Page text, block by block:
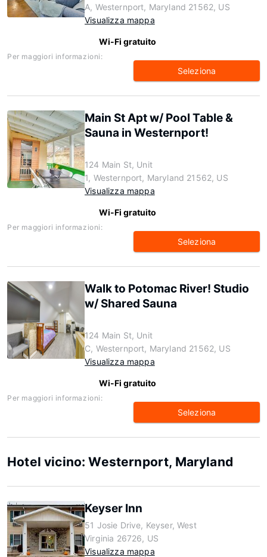
A, Westernport, Maryland 21562, US
Visualizza mappa
Wi-Fi gratuito
Per maggiori informazioni:
Seleziona
Main St Apt w/ Pool Table &
Sauna in Westernport!
124 Main St, Unit
1, Westernport, Maryland 21562, US
Visualizza mappa
Wi-Fi gratuito
Per maggiori informazioni:
Seleziona
Walk to Potomac River! Studio
w/ Shared Sauna
124 Main St, Unit
C, Westernport, Maryland 21562, US
Visualizza mappa
Wi-Fi gratuito
Per maggiori informazioni:
Seleziona
Hotel vicino: Westernport, Maryland
Keyser Inn
51 Josie Drive, Keyser, West
Virginia 26726, US
Visualizza mappa